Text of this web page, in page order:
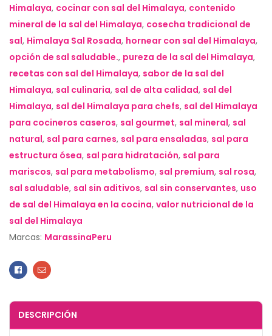
Himalaya, cocinar con sal del Himalaya, contenido
mineral de la sal del Himalaya, cosecha tradicional de
sal, Himalaya Sal Rosada, hornear con sal del Himalaya,
opción de sal saludable., pureza de la sal del Himalaya,
recetas con sal del Himalaya, sabor de la sal del
Himalaya, sal culinaria, sal de alta calidad, sal del
Himalaya, sal del Himalaya para chefs, sal del Himalaya
para cocineros caseros, sal gourmet, sal mineral, sal
natural, sal para carnes, sal para ensaladas, sal para
estructura ósea, sal para hidratación, sal para
mariscos, sal para metabolismo, sal premium, sal rosa,
sal saludable, sal sin aditivos, sal sin conservantes, uso
de sal del Himalaya en la cocina, valor nutricional de la
sal del Himalaya
Marcas: MarassinaPeru
Facebook
Email
DESCRIPCIÓN